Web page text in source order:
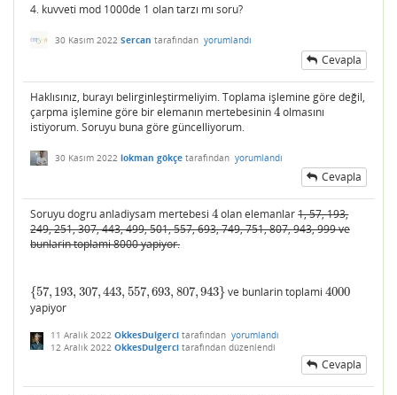
4. kuvveti mod 1000de 1 olan tarzı mı soru?
30 Kasım 2022 Sercan tarafından yorumlandı
Cevapla
Haklısınız, burayı belirginleştirmeliyim. Toplama işlemine göre değil,
çarpma işlemine göre bir elemanın mertebesinin4
4olmasını
istiyorum. Soruyu buna göre güncelliyorum.
30 Kasım 2022 lokman gökçe tarafından yorumlandı
Cevapla
Soruyu dogru anladiysam mertebesi 4
4olan elemanlar1, 57, 193,
249, 251, 307, 443, 499, 501, 557, 693, 749, 751, 807, 943, 999 ve
bunlarin toplami 8000 yapiyor.
{57, 193, 307, 443, 557, 693, 807,943}
{57,193,307,443,557,693,807 ,943} ve bunlarin toplami4000
4000
yapiyor
11 Aralık 2022 OkkesDulgerci tarafından yorumlandı
12 Aralık 2022 OkkesDulgerci tarafından düzenlendi
Cevapla